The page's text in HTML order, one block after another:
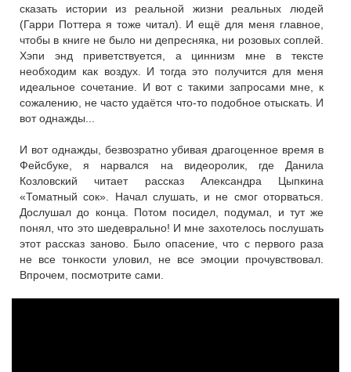
сказать истории из реальной жизни реальных людей
(Гарри Поттера я тоже читал). И ещё для меня главное,
чтобы в книге не было ни депресняка, ни розовых соплей.
Хэпи энд приветствуется, а циннизм мне в тексте
необходим как воздух. И тогда это получится для меня
идеальное сочетание. И вот с такими запросами мне, к
сожалению, не часто удаётся что-то подобное отыскать. И
вот однажды...
И вот однажды, безвозратно убивая драгоценное время в
Фейсбуке, я нарвался на видеоролик, где Данила
Козловский читает рассказ Александра Цыпкина
«Томатный сок». Начал слушать, и не смог оторваться.
Дослушал до конца. Потом посидел, подумал, и тут же
понял, что это шедеврально! И мне захотелось послушать
этот рассказ заново. Было опасение, что с первого раза
не все тонкости уловил, не все эмоции прочувствовал.
Впрочем, посмотрите сами.